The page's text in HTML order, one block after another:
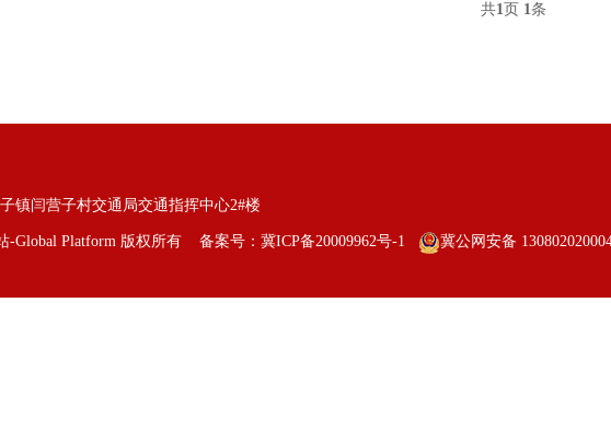
共1页 1条
镇闫营子村交通局交通指挥中心2#楼
-Global Platform 版权所有 备案号： 冀ICP备20009962号-1 冀公网安备